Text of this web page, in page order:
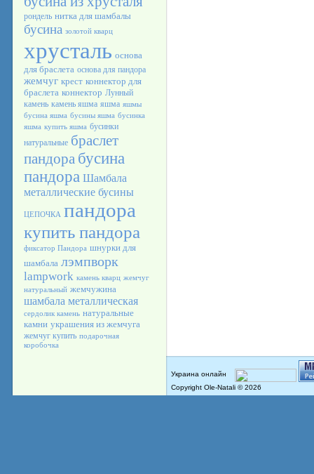
рондель нитка для шамбалы
бусина золотой кварц
хрусталь основа
для браслета основа для пандора
жемчуг крест коннектор для
браслета коннектор Лунный
камень камень яшма яшма яшмы
бусина яшма бусины яшма бусинка
яшма купить яшма бусинки
натуральные браслет
пандора бусина
пандора Шамбала
металлические бусины
ЦЕПОЧКА пандора
купить пандора
фиксатор Пандора шнурки для
шамбала лэмпворк
lampwork камень кварц жемчуг
натуральный жемчужина
шамбала металлическая
сердолик камень натуральные
камни украшения из жемчуга
жемчуг купить подарочная
коробочка
Copyright Ole-Natali © 2026